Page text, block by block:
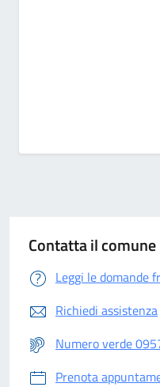
Contatta il comune
Leggi le domande
Richiedi assistenza
Numero verde
Prenota